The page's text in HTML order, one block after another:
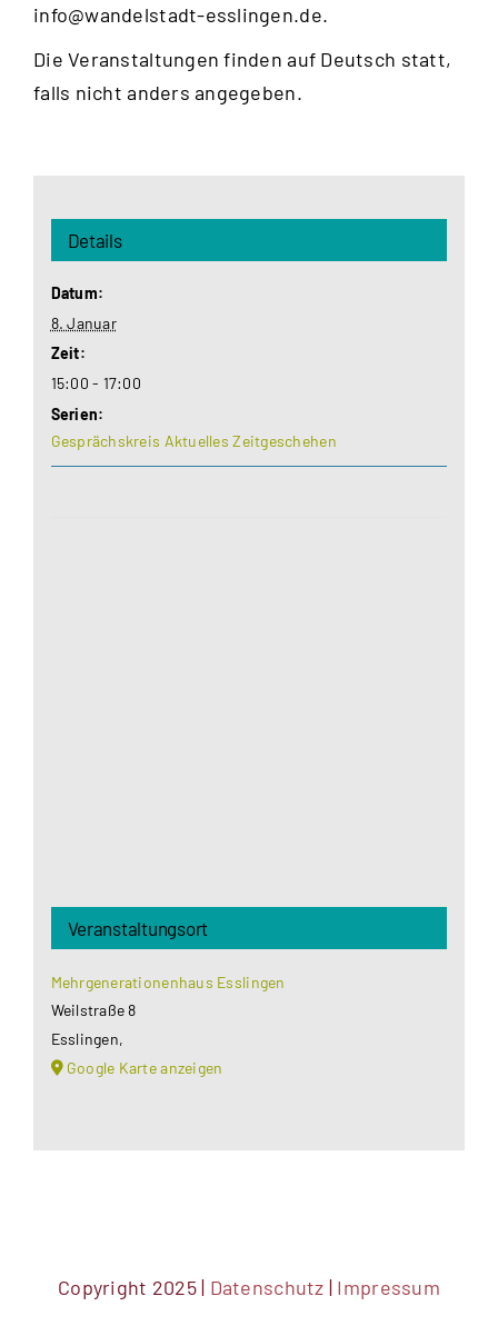
info@wandelstadt-esslingen.de.
Die Veranstaltungen finden auf Deutsch statt,
falls nicht anders angegeben.
Details
Datum:
8. Januar
Zeit:
15:00 - 17:00
Serien:
Gesprächskreis Aktuelles Zeitgeschehen
Veranstaltungsort
Mehrgenerationenhaus Esslingen
Weilstraße 8
Esslingen,
Google Karte anzeigen
Copyright 2025 | Datenschutz | Impressum